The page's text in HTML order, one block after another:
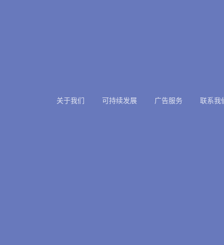
关于我们 可持续发展 广告服务 联系我